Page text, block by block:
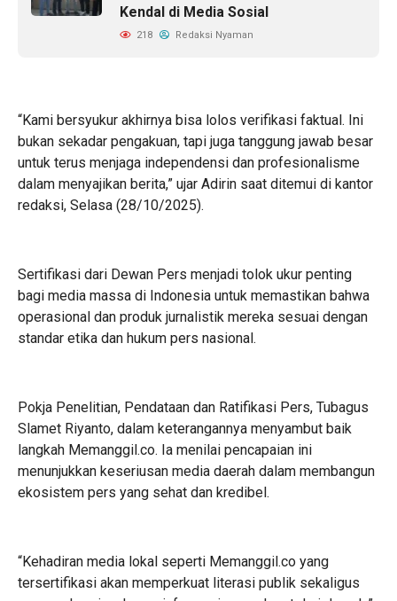
Kendal di Media Sosial
218 Redaksi Nyaman
“Kami bersyukur akhirnya bisa lolos verifikasi faktual. Ini
bukan sekadar pengakuan, tapi juga tanggung jawab besar
untuk terus menjaga independensi dan profesionalisme
dalam menyajikan berita,” ujar Adirin saat ditemui di kantor
redaksi, Selasa (28/10/2025).
Sertifikasi dari Dewan Pers menjadi tolok ukur penting
bagi media massa di Indonesia untuk memastikan bahwa
operasional dan produk jurnalistik mereka sesuai dengan
standar etika dan hukum pers nasional.
Pokja Penelitian, Pendataan dan Ratifikasi Pers, Tubagus
Slamet Riyanto, dalam keterangannya menyambut baik
langkah Memanggil.co. Ia menilai pencapaian ini
menunjukkan keseriusan media daerah dalam membangun
ekosistem pers yang sehat dan kredibel.
“Kehadiran media lokal seperti Memanggil.co yang
tersertifikasi akan memperkuat literasi publik sekaligus